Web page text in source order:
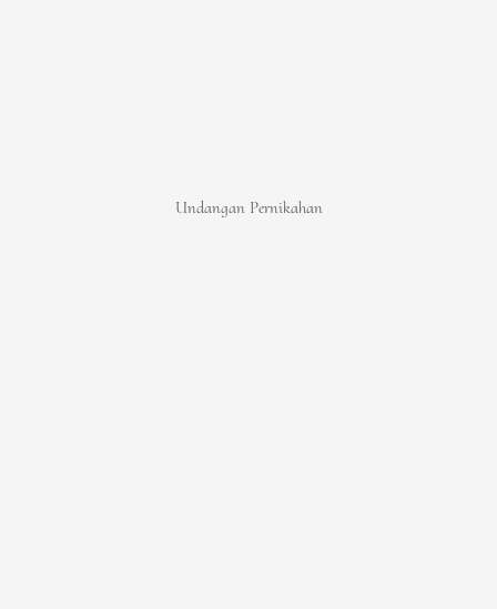
Undangan Pernikahan